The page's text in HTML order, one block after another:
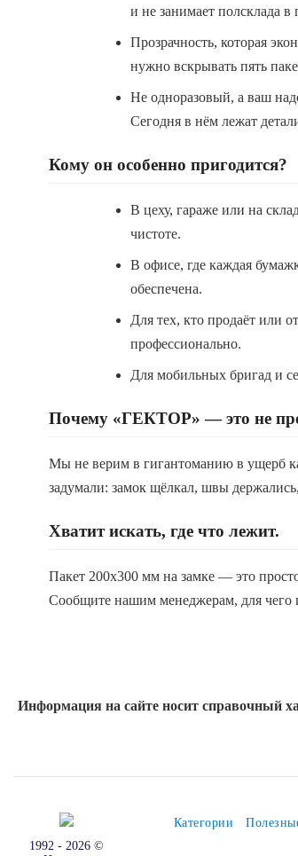
и не занимает полсклада в
Прозрачность, которая
нужно вскрывать пять
Не одноразовый, а ваш
Сегодня в нём лежат
Кому он особенно пригодится?
В цеху, гараже или на
чистоте.
В офисе, где каждая
обеспечена.
Для тех, кто продаёт или
профессионально.
Для мобильных бригад и
Почему «ГЕКТОР» — это не
Мы не верим в гигантоманию в ущерб
задумали: замок щёлкал, швы
Хватит искать, где что лежит.
Пакет 200x300 мм на замке — это
Сообщите нашим менеджерам, для чего
Информация на сайте носит справочный
1992 - 2026 ©
Категории